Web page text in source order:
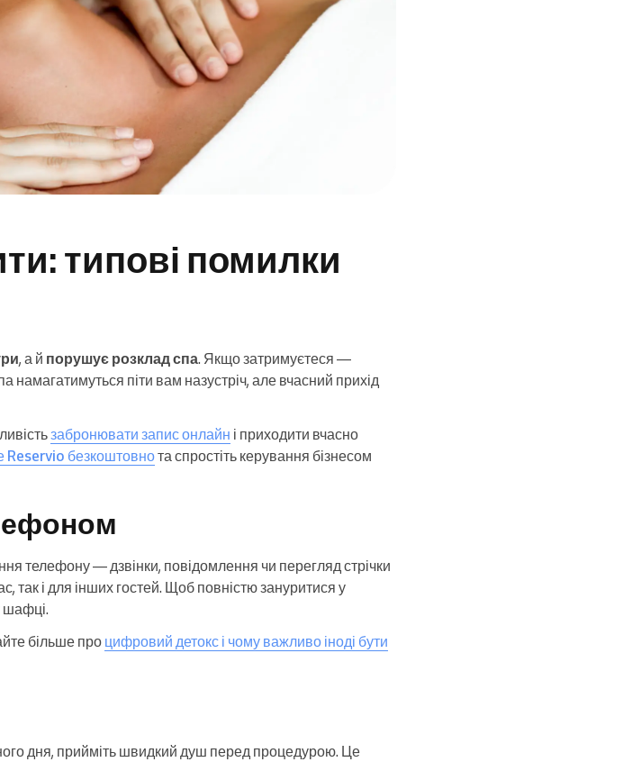
типові помилки
, а й порушує розклад спа. Якщо затримуєтеся —
намагатимуться піти вам назустріч, але вчасний прихід
забронювати запис онлайн і приходити вчасно
Reservio безкоштовнота спростіть керування бізнесом
телефону — дзвінки, повідомлення чи перегляд стрічки
так і для інших гостей. Щоб повністю зануритися у
шафці.
більше про цифровий детокс і чому важливо іноді бути
дня, прийміть швидкий душ перед процедурою. Це